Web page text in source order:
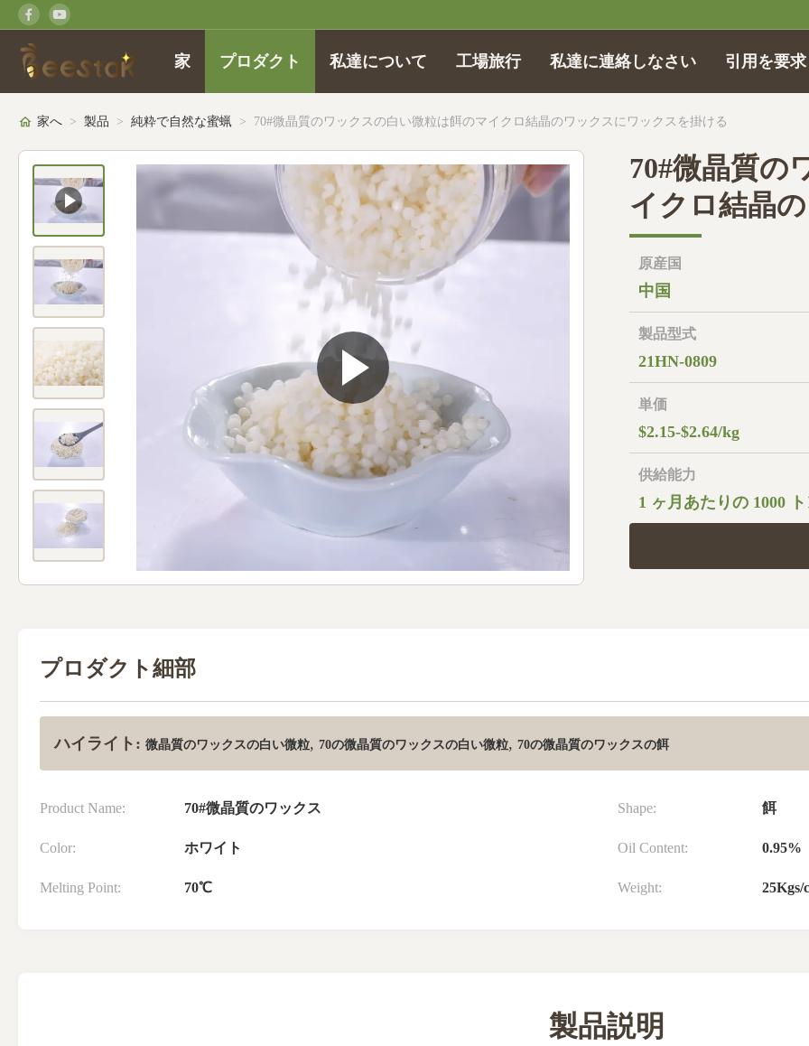
家 プロダクト 私達について 工場旅行 私達に連絡しなさい 引用を要
家へ > 製品 > 純粋で自然な蜜蝋 > 70#微晶質のワックスの白い微粒は餌のマイクロ結晶のワックスにワックスを掛ける
70#微晶質の
イクロ結晶
原産国
中国
製品型式
21HN-0809
単価
$2.15-$2.64/kg
供給能力
1 ヶ月あたりの 1000
プロダクト細部
ハイライト: 微晶質のワックスの白い微粒, 70の微晶質のワックスの白い微粒, 70の微晶質のワックスの餌
Product Name: 70#微晶質のワックス Shape: 餌
Color: ホワイト Oil Content: 0.95%
Melting Point: 70℃ Weight: 25Kgs/
製品説明